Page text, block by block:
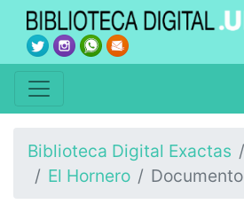
Biblioteca Digital Exactas
El Hornero
Documento